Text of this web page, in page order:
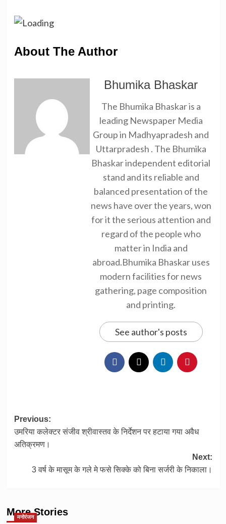
About The Author
Bhumika Bhaskar
The Bhumika Bhaskar is a
leading Newspaper Media
Group in Madhyapradesh and
Uttarpradesh . The Bhumika
Bhaskar independent editorial
stand and its reliable and
balanced presentation of the
news have over the years, won
for it the serious attention and
regard of the people who
matter in India and
abroad.Bhumika Bhaskar uses
modern facilities for news
gathering, page composition
and printing.
See author's posts
Post
navigation
Previous:
उमरिया कलेक्टर संजीव श्रीवास्तव के निर्देशन पर हटाया गया अवैध
अतिक्रमण।
Next:
3 वर्ष के मासूम के गले मे फसे सिक्के को बिना सर्जरी के निकाला।
More Stories
मनोरंजन